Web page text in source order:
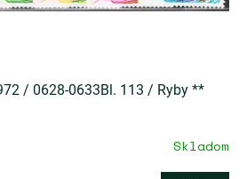
/ 0628-0633Bl. 113 / Ryby **
Skladom